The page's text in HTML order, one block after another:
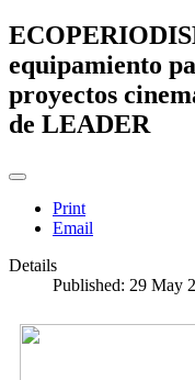
equipamiento
proyectos
de LEADER
Print
Email
Details
Published: 29 May